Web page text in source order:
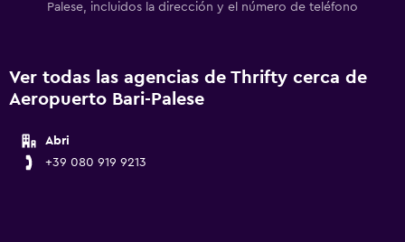
Palese, incluidos la dirección y el número de teléfono
Ver todas las agencias de Thrifty cerca de
Aeropuerto Bari-Palese
Abri
+39 080 919 9213